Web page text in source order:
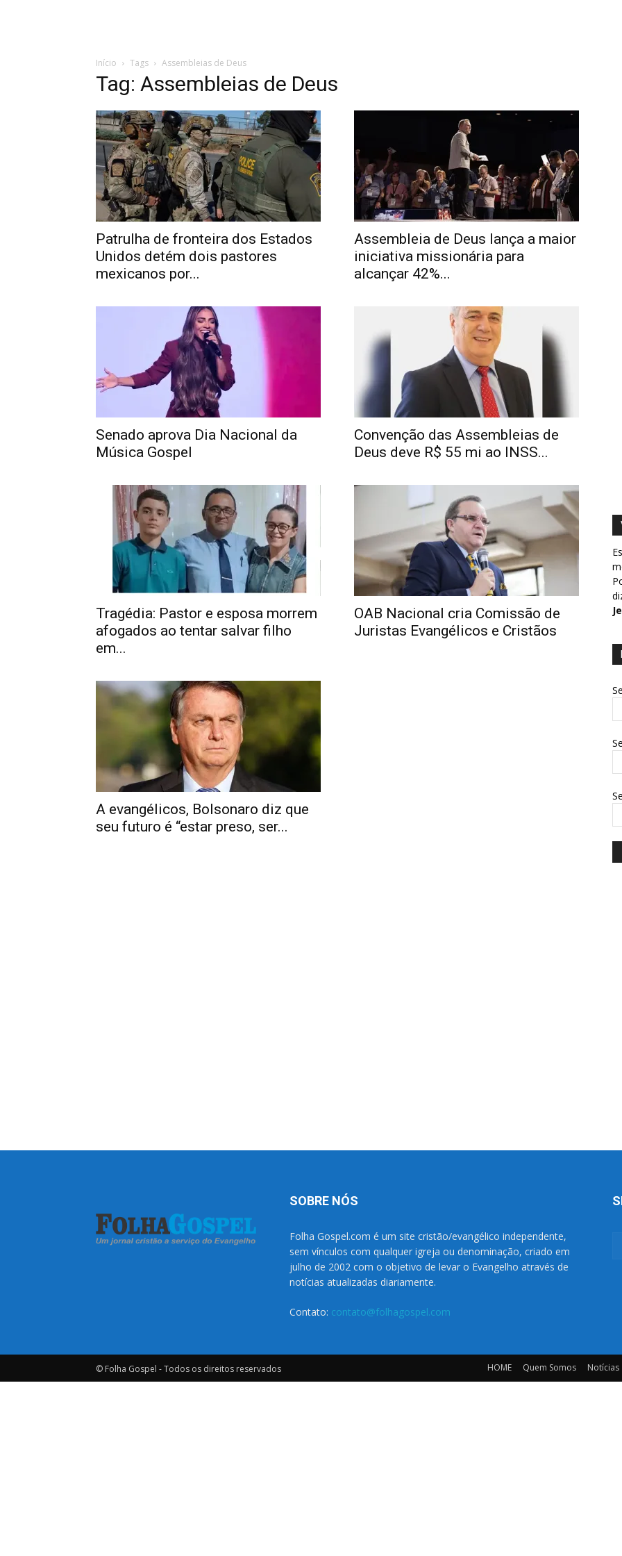
Início Tags Assembleias de Deus
Tag: Assembleias de Deus
Patrulha de fronteira dos Estados
Unidos detém dois pastores
mexicanos por...
Assembleia de Deus lança a maior
iniciativa missionária para
alcançar 42%...
Senado aprova Dia Nacional da
Música Gospel
Convenção das Assembleias de
Deus deve R$ 55 mi ao INSS...
Tragédia: Pastor e esposa morrem
afogados ao tentar salvar filho
em...
OAB Nacional cria Comissão de
Juristas Evangélicos e Cristãos
A evangélicos, Bolsonaro diz que
seu futuro é “estar preso, ser...
SOBRE NÓS
Folha Gospel.com é um site cristão/evangélico independente,
sem vínculos com qualquer igreja ou denominação, criado em
julho de 2002 com o objetivo de levar o Evangelho através de
notícias atualizadas diariamente.
Contato: contato@folhagospel.com
© Folha Gospel - Todos os direitos reservados HOME Quem Somos Notícias